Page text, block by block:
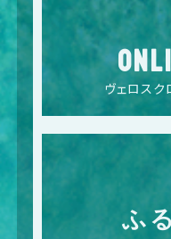
ヴェロス
ふ